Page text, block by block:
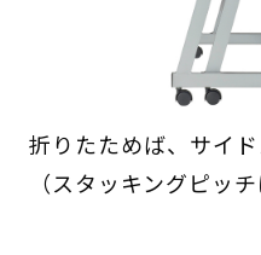
折りたためば、サイド
（スタッキングピッ